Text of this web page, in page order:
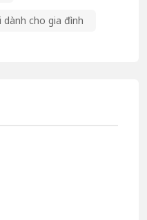
cho gia đình